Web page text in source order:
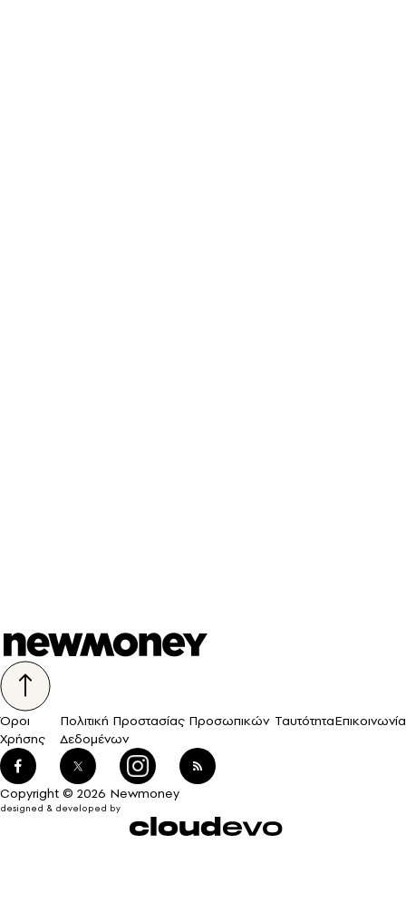
Όροι
Χρήσης
Πολιτική Προστασίας Προσωπικών
Δεδομένων
ΤαυτότηταΕπικοινωνία
Copyright © 2026 Newmoney
designed & developed by